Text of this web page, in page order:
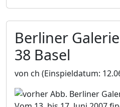
Berliner
38 Basel
von ch (Einspieldatum: